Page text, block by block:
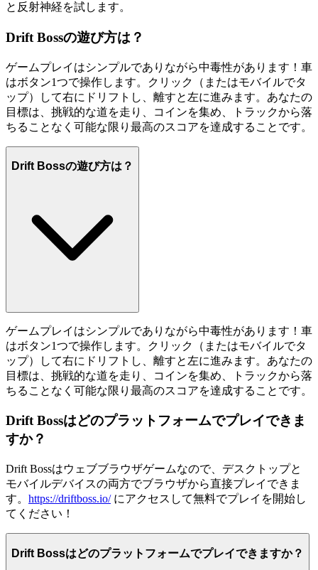
と反射神経を試します。
Drift Bossの遊び方は？
ゲームプレイはシンプルでありながら中毒性があります！車
はボタン1つで操作します。クリック（またはモバイルでタ
ップ）して右にドリフトし、離すと左に進みます。あなたの
目標は、挑戦的な道を走り、コインを集め、トラックから落
ちることなく可能な限り最高のスコアを達成することです。
Drift Bossの遊び方は？
ゲームプレイはシンプルでありながら中毒性があります！車
はボタン1つで操作します。クリック（またはモバイルでタ
ップ）して右にドリフトし、離すと左に進みます。あなたの
目標は、挑戦的な道を走り、コインを集め、トラックから落
ちることなく可能な限り最高のスコアを達成することです。
Drift Bossはどのプラットフォームでプレイできま
すか？
Drift Bossはウェブブラウザゲームなので、デスクトップと
モバイルデバイスの両方でブラウザから直接プレイできま
す。 https://driftboss.io/にアクセスして無料でプレイを開始し
てください！
Drift Bossはどのプラットフォームでプレイできますか？